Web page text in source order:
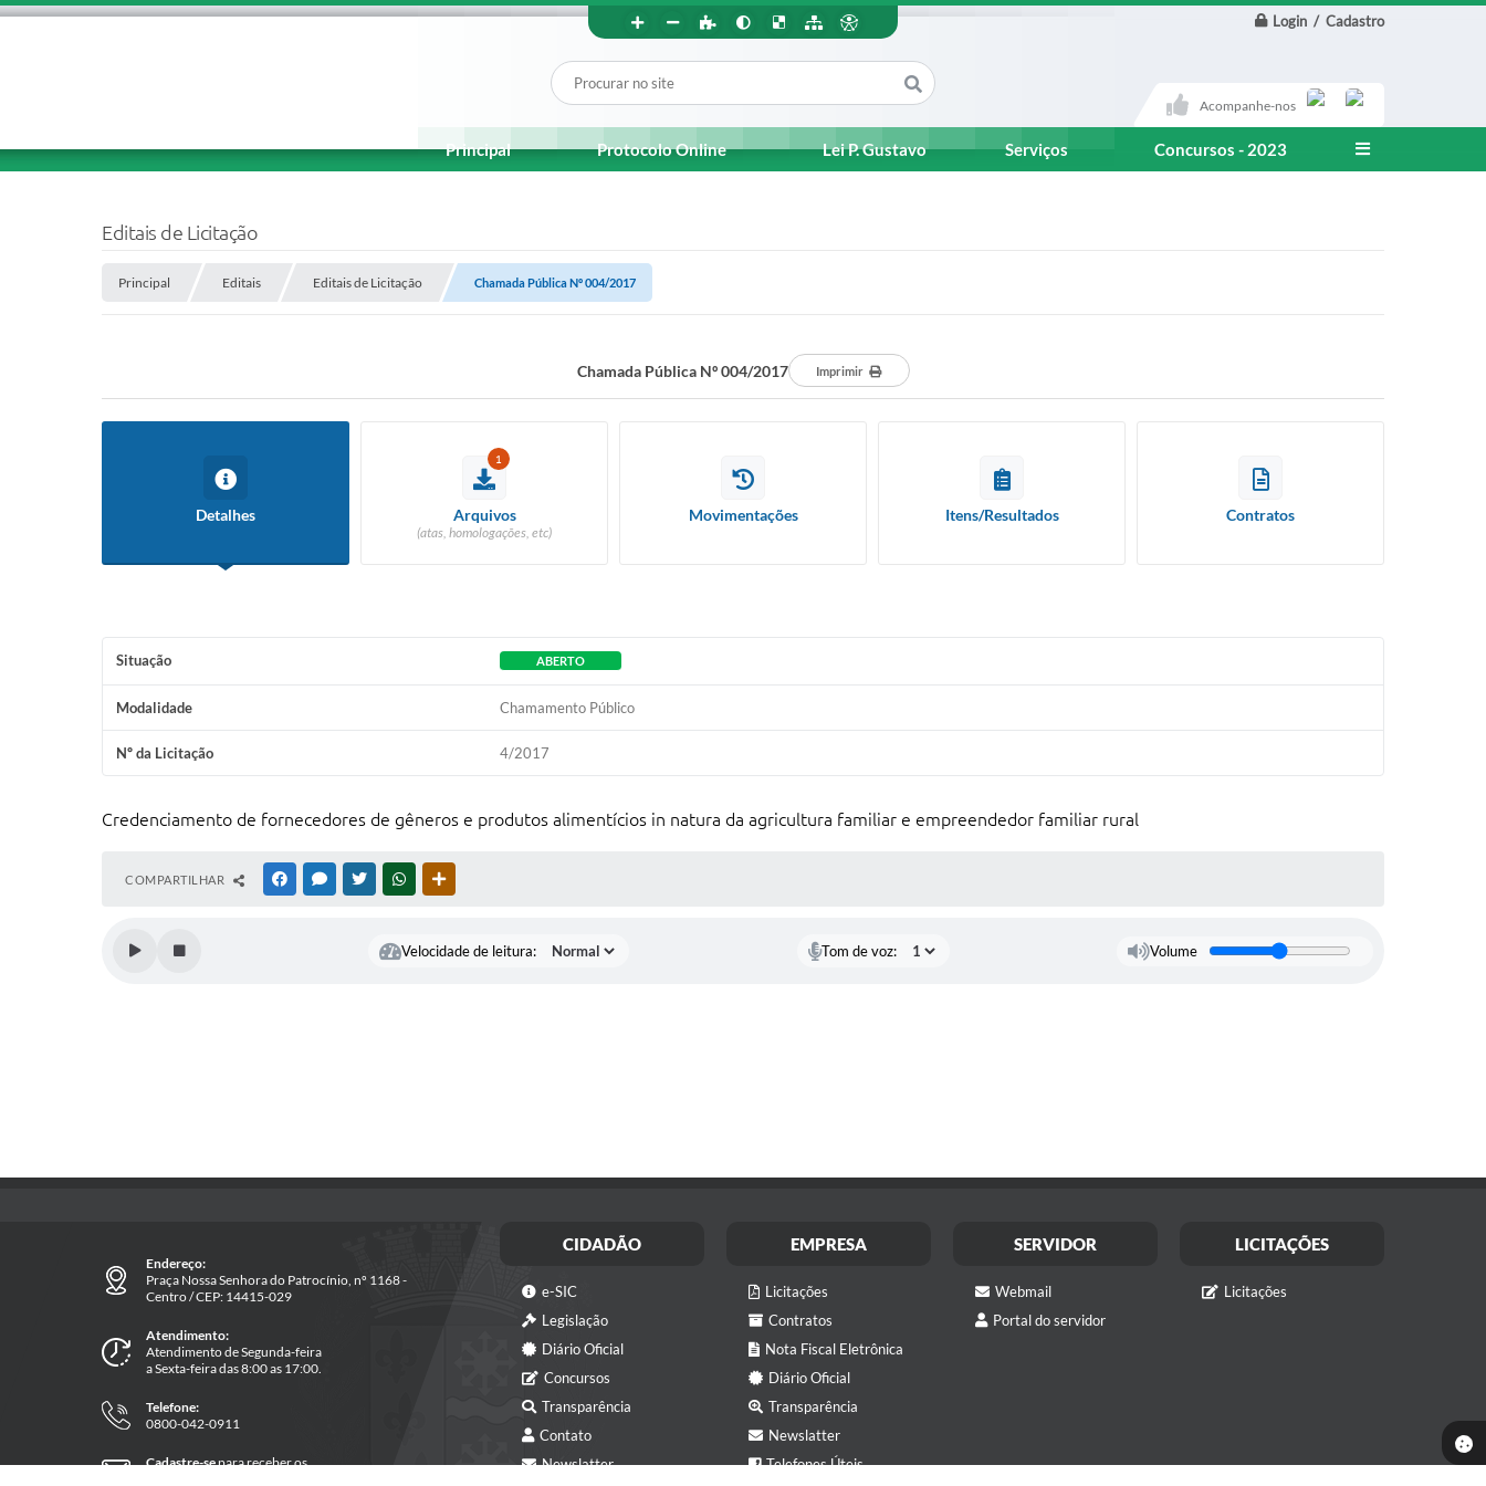
Login / Cadastro
Acompanhe-nos
Principal Protocolo Online Lei P. Gustavo Serviços Concursos - 2023
Editais de Licitação
Principal Editais Editais de Licitação Chamada Pública Nº 004/2017
Chamada Pública Nº 004/2017 Imprimir
Detalhes
1
Arquivos
(atas, homologações, etc)
Movimentações Itens/Resultados Contratos
Situação ABERTO
Modalidade Chamamento Público
Nº da Licitação 4/2017
Credenciamento de fornecedores de gêneros e produtos alimentícios in natura da agricultura familiar e empreendedor familiar rural
COMPARTILHAR FACEBOOKMESSENGER
TWITTERWHATSAPP
Velocidade de leitura: Tom de voz: Volume
Endereço:
Praça Nossa Senhora do Patrocínio, nº 1168 -
Centro / CEP: 14415-029
Atendimento:
Atendimento de Segunda-feira
a Sexta-feira das 8:00 as 17:00.
Telefone:
0800-042-0911
Cadastre-separa receber os
CIDADÃO
e-SIC
Legislação
Diário Oficial
Concursos
Transparência
Contato
Newslatter
EMPRESA
Licitações
Contratos
Nota Fiscal Eletrônica
Diário Oficial
Transparência
Newslatter
Telefones Úteis
SERVIDOR
Webmail
Portal do servidor
LICITAÇÕES
Licitações